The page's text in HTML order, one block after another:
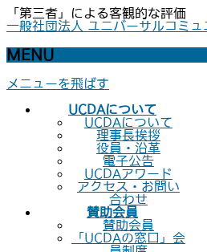
「第三者」による客観的な評価
一般社団法人 ユニバーサルコミ
MENU
メニューを飛ばす
UCDAについて
UCDAについて
理事長挨拶
役員・沿革
電子公告
UCDAアワード
アクセス・お問い
合わせ
賛助会員
賛助会員
「UCDAの窓口」会